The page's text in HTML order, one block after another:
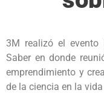
3M realizó el evento
Saber en donde
emprendimiento y
de la ciencia en la